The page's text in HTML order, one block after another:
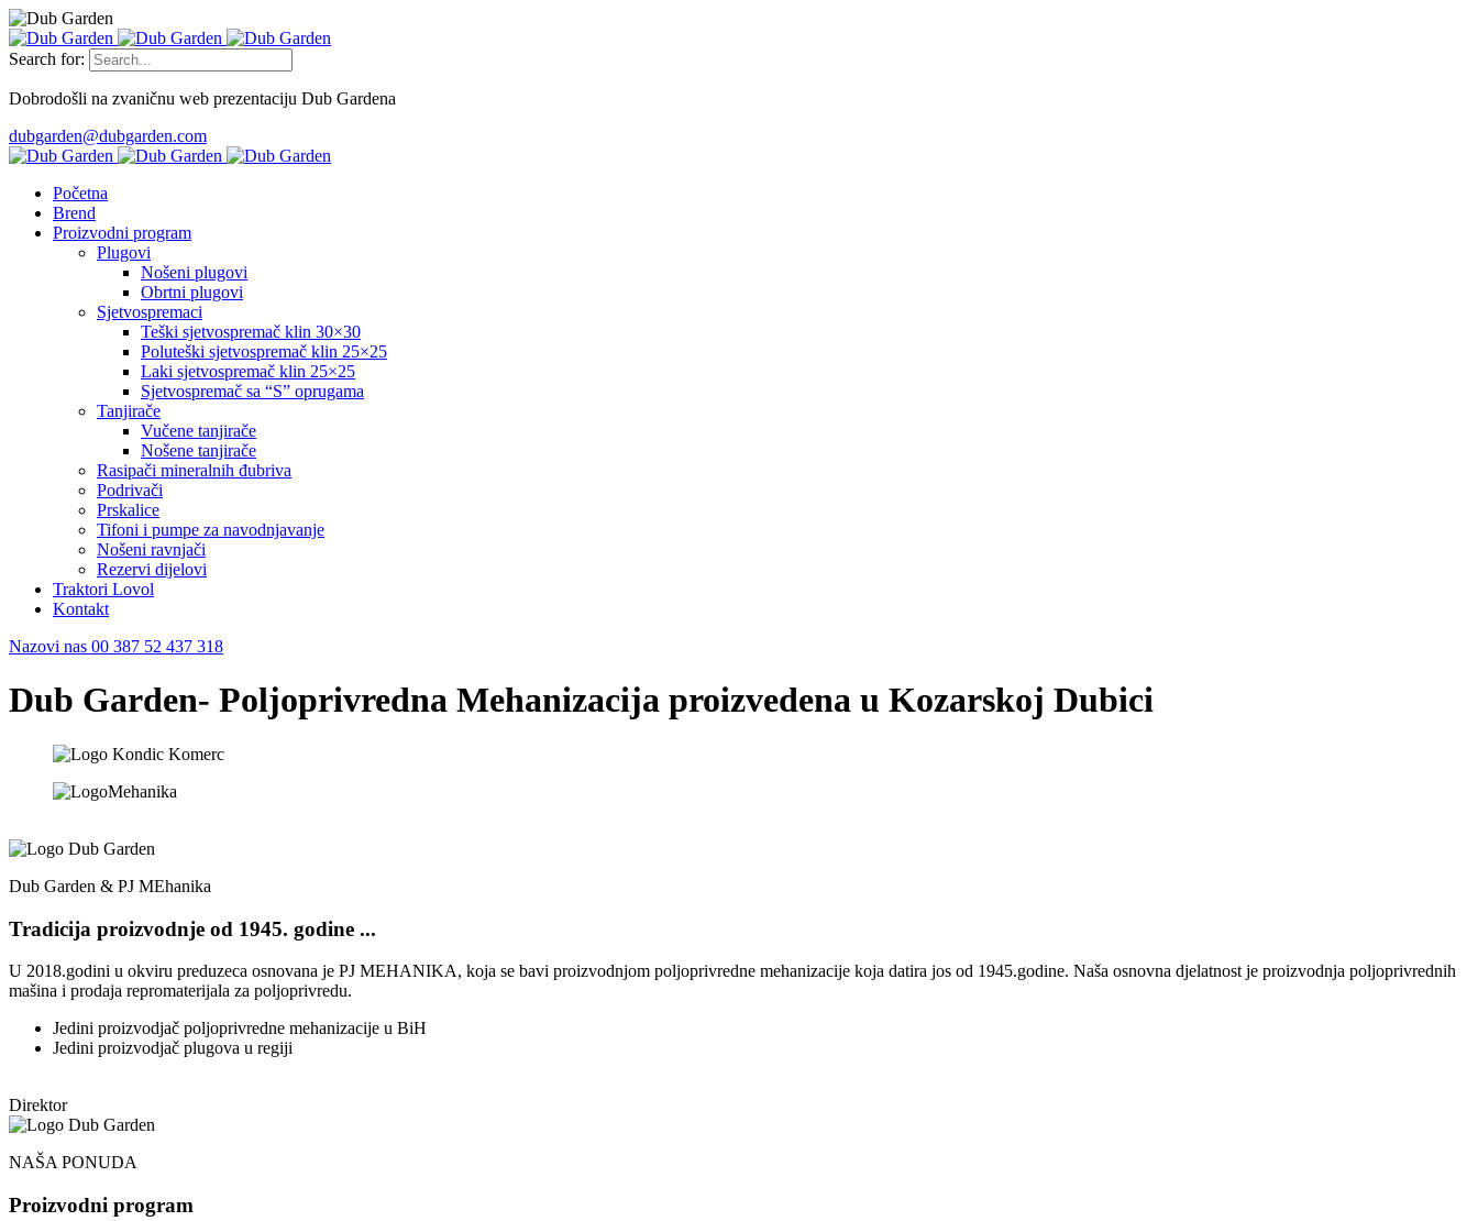
Search for:
Dobrodošli na zvaničnu web prezentaciju Dub Gardena
dubgarden@dubgarden.com
Početna
Brend
Proizvodni program
Plugovi
Nošeni plugovi
Obrtni plugovi
Sjetvospremaci
Teški sjetvospremač klin 30×30
Poluteški sjetvospremač klin 25×25
Laki sjetvospremač klin 25×25
Sjetvospremač sa “S” oprugama
Tanjirače
Vučene tanjirače
Nošene tanjirače
Rasipači mineralnih đubriva
Podrivači
Prskalice
Tifoni i pumpe za navodnjavanje
Nošeni ravnjači
Rezervi dijelovi
Traktori Lovol
Kontakt
Nazovi nas 00 387 52 437 318
Dub Garden- Poljoprivredna Mehanizacija proizvedena u Kozarskoj Dubici
Dub Garden & PJ MEhanika
Tradicija proizvodnje od 1945. godine ...
U 2018.godini u okviru preduzeca osnovana je PJ MEHANIKA, koja se bavi proizvodnjom poljoprivredne mehanizacije koja datira jos od 1945.godine. Naša osnovna djelatnost je proizvodnja poljoprivrednih
mašina i prodaja repromaterijala za poljoprivredu.
Jedini proizvodjač poljoprivredne mehanizacije u BiH
Jedini proizvodjač plugova u regiji
Direktor
NAŠA PONUDA
Proizvodni program